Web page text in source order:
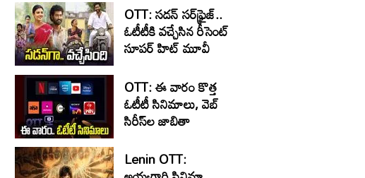
OTT: స‌డ‌న్ స‌ర్‌ఫ్రైజ్‌..
ఓటీటీకి వ‌చ్చేసిన రీసెంట్
సూప‌ర్ హిట్ మూవీ
OTT: ఈ వారం కొత్త
ఓటీటీ సినిమాలు, వెబ్
సిరీస్‌ల జాబితా
Lenin OTT: